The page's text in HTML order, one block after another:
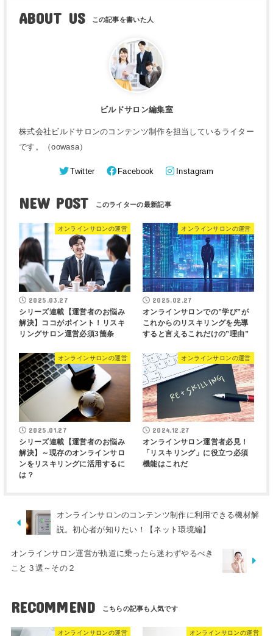
ABOUT US
ビルドサロン編集室
株式会社ビルドサロンのコンテンツ制作を担当しているライター
です。（oowasa）
Twitter Facebook Instagram
NEW POST
オンラインサロンの運営
2025.03.27
シリーズ連載【運営者のお悩み
解決】ココがポイント！リスキ
リングサロン運営必須3箇条
オンラインサロンの運営
2025.02.27
オンラインサロンでの”学び”が
これからのリスキリングを先導
すると言えるこれだけの”理由”
オンラインサロンの運営
2025.01.27
シリーズ連載【運営者のお悩み
解決】～現存のオンラインサロ
ンをリスキリングに活用するに
は？
オンラインサロンの運営
2024.12.27
オンラインサロン運営者必見！
「リスキリング」に役立つ必須
機能はこれだ
オンラインサロンのコンテンツ制作に利用できる機材解
説。初心者が知りたい！【ネット環境編】
オンラインサロン運営が軌道に乗ったら迷わずやるべき
こと３選～その２
RECOMMEND
オンラインサロンの運営 オンラインサロンの運営